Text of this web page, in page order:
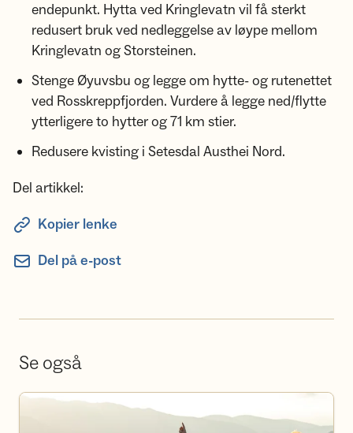
endepunkt. Hytta ved Kringlevatn vil få sterkt
redusert bruk ved nedleggelse av løype mellom
Kringlevatn og Storsteinen.
Stenge Øyuvsbu og legge om hytte- og rutenettet
ved Rosskreppfjorden. Vurdere å legge ned/flytte
ytterligere to hytter og 71 km stier.
Redusere kvisting i Setesdal Austhei Nord.
Del artikkel:
Kopier lenke
Del på e-post
Se også
Våre turer og kurs